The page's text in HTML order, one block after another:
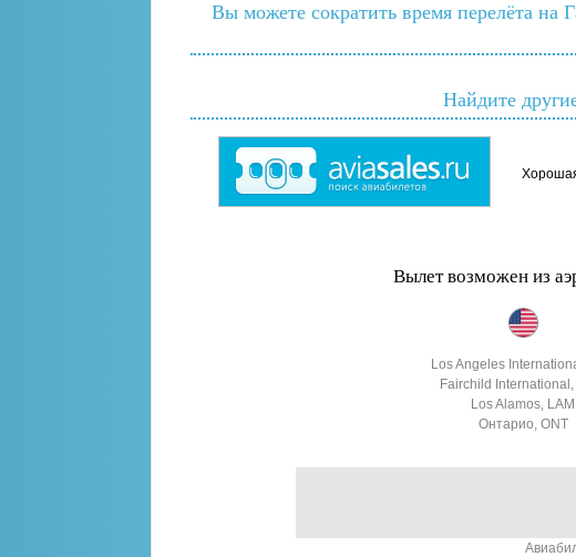
Вы можете сократить время перелёта на
Найдите
Вылет возможен из
Los Angeles
Fairchild International,
Los Alamos, LAM
Онтарио, ONT